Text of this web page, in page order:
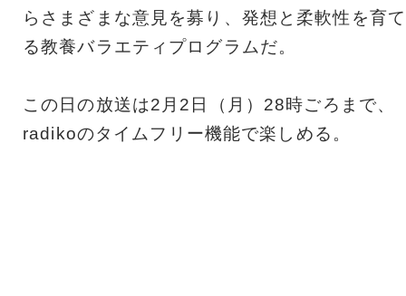
らさまざまな意見を募り、発想と柔軟性を育て
る教養バラエティプログラムだ。
この日の放送は2月2日（月）28時ごろまで、
radikoのタイムフリー機能で楽しめる。